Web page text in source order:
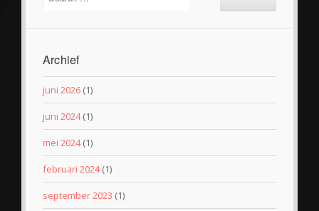
Archief
juni 2026 (1)
juni 2024(1)
mei 2024(1)
februari 2024(1)
september 2023 (1)